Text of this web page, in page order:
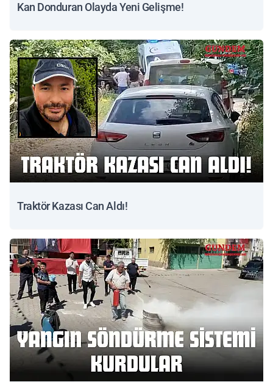
Kan Donduran Olayda Yeni Gelişme!
Traktör Kazası Can Aldı!